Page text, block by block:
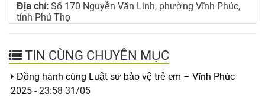
Địa chỉ: Số 170 Nguyễn Văn Linh, phường Vĩnh Phúc,
tỉnh Phú Thọ
TIN CÙNG CHUYÊN MỤC
Đồng hành cùng Luật sư bảo vệ trẻ em – Vĩnh Phúc
2025 - 23:58 31/05